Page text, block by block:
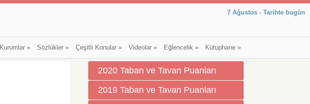
7 Ağustos - Tarihte bugün
Kurumlar» Sözlükler» Çeşitli Konular» Videolar» Eğlencelik» Kütüphane»
2020 Taban ve Tavan Puanları
2019 Taban ve Tavan Puanları